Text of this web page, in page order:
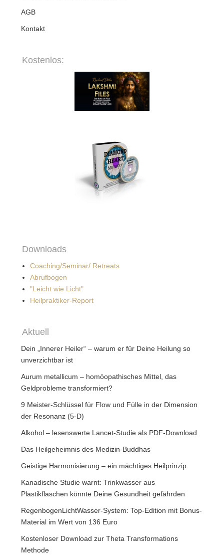
AGB
Kontakt
Kostenlos:
Downloads
Coaching/Seminar/ Retreats
Abrufbogen
"Leicht wie Licht"
Heilpraktiker-Report
Aktuell
Dein „Innerer Heiler“ – warum er für Deine Heilung so
unverzichtbar ist
Aurum metallicum – homöopathisches Mittel, das
Geldprobleme transformiert?
9 Meister-Schlüssel für Flow und Fülle in der Dimension
der Resonanz (5-D)
Alkohol – lesenswerte Lancet-Studie als PDF-Download
Das Heilgeheimnis des Medizin-Buddhas
Geistige Harmonisierung – ein mächtiges Heilprinzip
Kanadische Studie warnt: Trinkwasser aus
Plastikflaschen könnte Deine Gesundheit gefährden
RegenbogenLichtWasser-System: Top-Edition mit Bonus-
Material im Wert von 136 Euro
Kostenloser Download zur Theta Transformations
Methode